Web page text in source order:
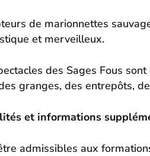
de marionnettes
et merveilleux.
des Sages Fous
granges, des entrepôts,
et informations
admissibles aux